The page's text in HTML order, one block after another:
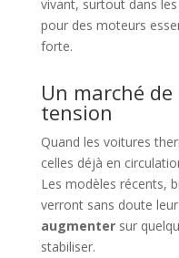
vivant, surtout dans
pour des moteurs
forte.
Un marché de
tension
Quand les voitures
celles déjà en
Les modèles récents,
verront sans doute leur
augmentersur
stabiliser.